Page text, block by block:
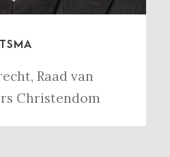
, Raad van
Christendom